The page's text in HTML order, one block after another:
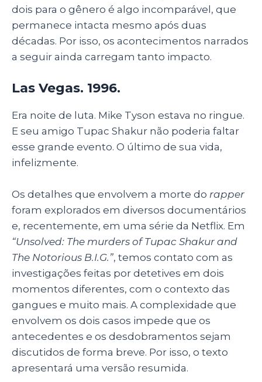
dois para o gênero é algo incomparável, que
permanece intacta mesmo após duas
décadas. Por isso, os acontecimentos narrados
a seguir ainda carregam tanto impacto.
Las Vegas. 1996.
Era noite de luta. Mike Tyson estava no ringue.
E seu amigo Tupac Shakur não poderia faltar
esse grande evento. O último de sua vida,
infelizmente.
Os detalhes que envolvem a morte do rapper
foram explorados em diversos documentários
e, recentemente, em uma série da Netflix. Em
“Unsolved: The murders of Tupac Shakur and
The Notorious B.I.G.”, temos contato com as
investigações feitas por detetives em dois
momentos diferentes, com o contexto das
gangues e muito mais. A complexidade que
envolvem os dois casos impede que os
antecedentes e os desdobramentos sejam
discutidos de forma breve. Por isso, o texto
apresentará uma versão resumida.